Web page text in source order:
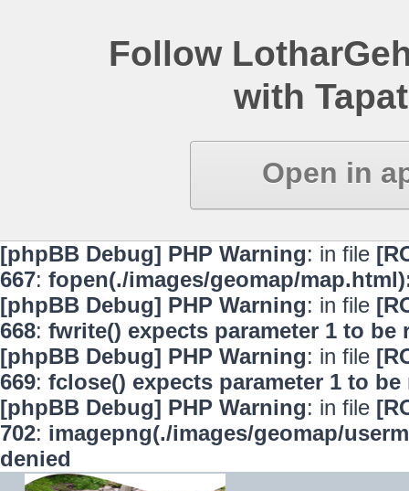
Follow
with
Open in
[phpBB Debug] PHP Warning: in file
667: fopen(./images/geomap/
[phpBB Debug] PHP Warning: in file
668: fwrite() expects parameter 1 to
[phpBB Debug] PHP Warning: in file
669: fclose() expects parameter 1 to
[phpBB Debug] PHP Warning: in file
702: imagepng(./images/geomap/
denied